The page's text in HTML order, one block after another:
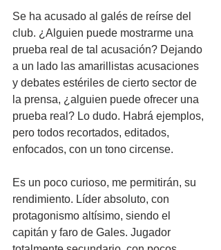
Se ha acusado al galés de reírse del
club. ¿Alguien puede mostrarme una
prueba real de tal acusación? Dejando
a un lado las amarillistas acusaciones
y debates estériles de cierto sector de
la prensa, ¿alguien puede ofrecer una
prueba real? Lo dudo. Habrá ejemplos,
pero todos recortados, editados,
enfocados, con un tono circense.
Es un poco curioso, me permitirán, su
rendimiento. Líder absoluto, con
protagonismo altísimo, siendo el
capitán y faro de Gales. Jugador